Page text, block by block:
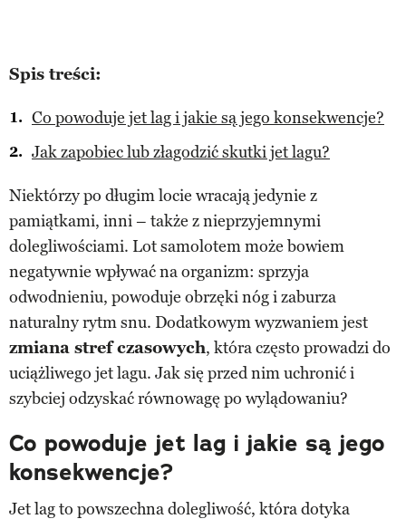
Spis treści:
Co powoduje jet lag i jakie są jego konsekwencje?
Jak zapobiec lub złagodzić skutki jet lagu?
Niektórzy po długim locie wracają jedynie z
pamiątkami, inni – także z nieprzyjemnymi
dolegliwościami. Lot samolotem może bowiem
negatywnie wpływać na organizm: sprzyja
odwodnieniu, powoduje obrzęki nóg i zaburza
naturalny rytm snu. Dodatkowym wyzwaniem jest
zmiana stref czasowych, która często prowadzi do
uciążliwego jet lagu. Jak się przed nim uchronić i
szybciej odzyskać równowagę po wylądowaniu?
Co powoduje jet lag i jakie są jego
konsekwencje?
Jet lag to powszechna dolegliwość, która dotyka